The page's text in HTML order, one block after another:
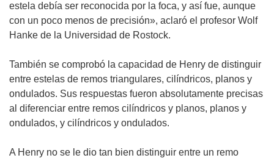
estela debía ser reconocida por la foca, y así fue, aunque
con un poco menos de precisión», aclaró el profesor Wolf
Hanke de la Universidad de Rostock.
También se comprobó la capacidad de Henry de distinguir
entre estelas de remos triangulares, cilíndricos, planos y
ondulados. Sus respuestas fueron absolutamente precisas
al diferenciar entre remos cilíndricos y planos, planos y
ondulados, y cilíndricos y ondulados.
A Henry no se le dio tan bien distinguir entre un remo